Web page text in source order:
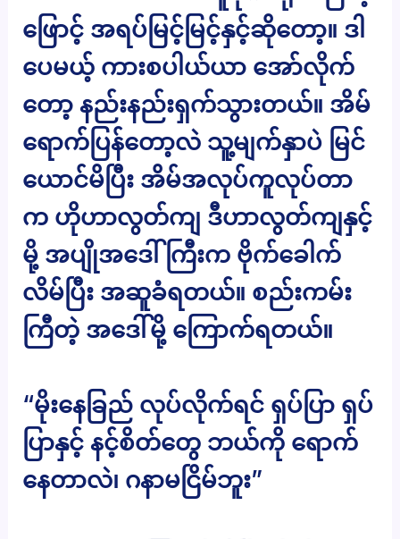
ဖြောင့် အရပ်မြင့်မြင့်နှင့်ဆိုတော့။ ဒါ
ပေမယ့် ကားစပါယ်ယာ အော်လိုက်
တော့ နည်းနည်းရှက်သွားတယ်။ အိမ်
ရောက်ပြန်တော့လဲ သူ့မျက်နှာပဲ မြင်
ယောင်မိပြီး အိမ်အလုပ်ကူလုပ်တာ
က ဟိုဟာလွတ်ကျ ဒီဟာလွတ်ကျနှင့်
မို့ အပျိုအဒေါ်ကြီးက ဗိုက်ခေါက်
လိမ်ပြီး အဆူခံရတယ်။ စည်းကမ်း
ကြီတဲ့ အဒေါ်မို့ ကြောက်ရတယ်။
“မိုးနေခြည် လုပ်လိုက်ရင် ရှပ်ပြာ ရှပ်
ပြာနှင့် နင့်စိတ်တွေ ဘယ်ကို ရောက်
နေတာလဲ၊ ဂနာမငြိမ်ဘူး”